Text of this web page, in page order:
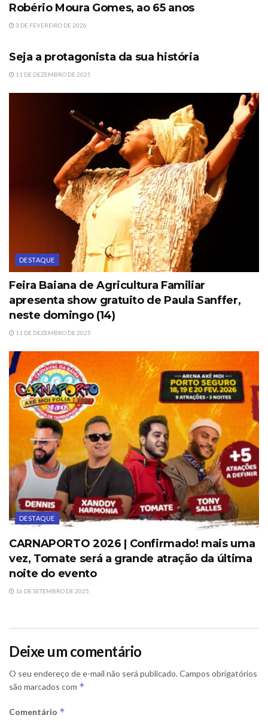
Robério Moura Gomes, ao 65 anos
3 DE FEVEREIRO DE 2026
Seja a protagonista da sua história
11 DE DEZEMBRO DE 2025
DESTAQUE
Feira Baiana de Agricultura Familiar
apresenta show gratuito de Paula Sanffer,
neste domingo (14)
11 DE DEZEMBRO DE 2025
DESTAQUE
CARNAPORTO 2026 | Confirmado! mais uma
vez, Tomate será a grande atração da última
noite do evento
16 DE SETEMBRO DE 2025
Deixe um comentário
O seu endereço de e-mail não será publicado. Campos obrigatórios
são marcados com *
Comentário *